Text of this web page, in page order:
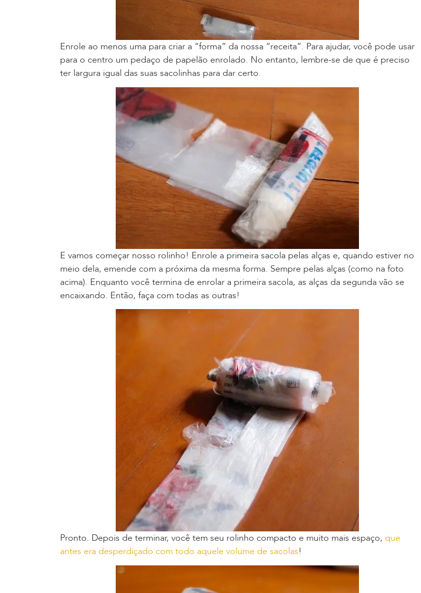
Enrole ao menos uma para criar a “forma” da nossa “receita”. Para ajudar, você pode usar
para o centro um pedaço de papelão enrolado. No entanto, lembre-se de que é preciso
ter largura igual das suas sacolinhas para dar certo.
E vamos começar nosso rolinho! Enrole a primeira sacola pelas alças e, quando estiver no
meio dela, emende com a próxima da mesma forma. Sempre pelas alças (como na foto
acima). Enquanto você termina de enrolar a primeira sacola, as alças da segunda vão se
encaixando. Então, faça com todas as outras!
Pronto. Depois de terminar, você tem seu rolinho compacto e muito mais espaço, que
antes era desperdiçado com todo aquele volume de sacolas!